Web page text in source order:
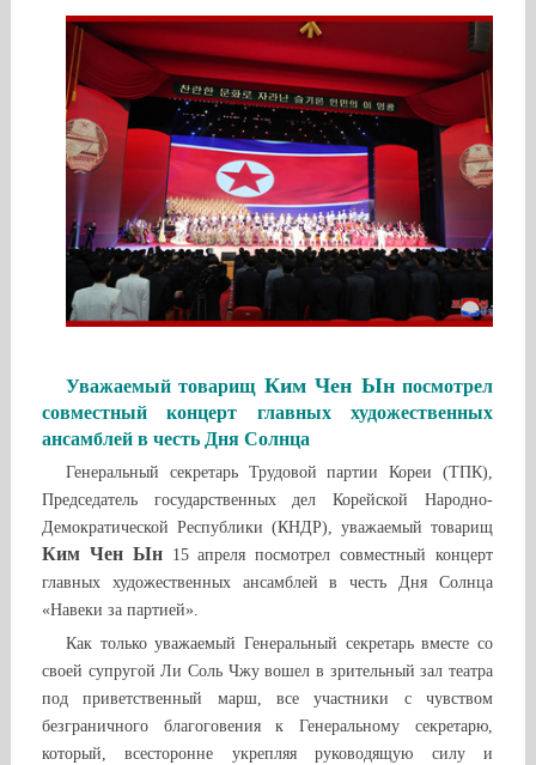
Уважаемый товарищ Ким Чен Ынпосмотрел
совместный концерт главных художественных
ансамблей в честь Дня Солнца
Генеральный секретарь Трудовой партии Кореи (ТПК),
Председатель государственных дел Корейской Народно-
Демократической Республики (КНДР), уважаемый товарищ
Ким Чен Ын15 апреля посмотрел совместный концерт
главных художественных ансамблей в честь Дня Солнца
«Навеки за партией».
Как только уважаемый Генеральный секретарь вместе со
своей супругой Ли Соль Чжу вошел в зрительный зал театра
под приветственный марш, все участники с чувством
безграничного благоговения к Генеральному секретарю,
который, всесторонне укрепляя руководящую силу и